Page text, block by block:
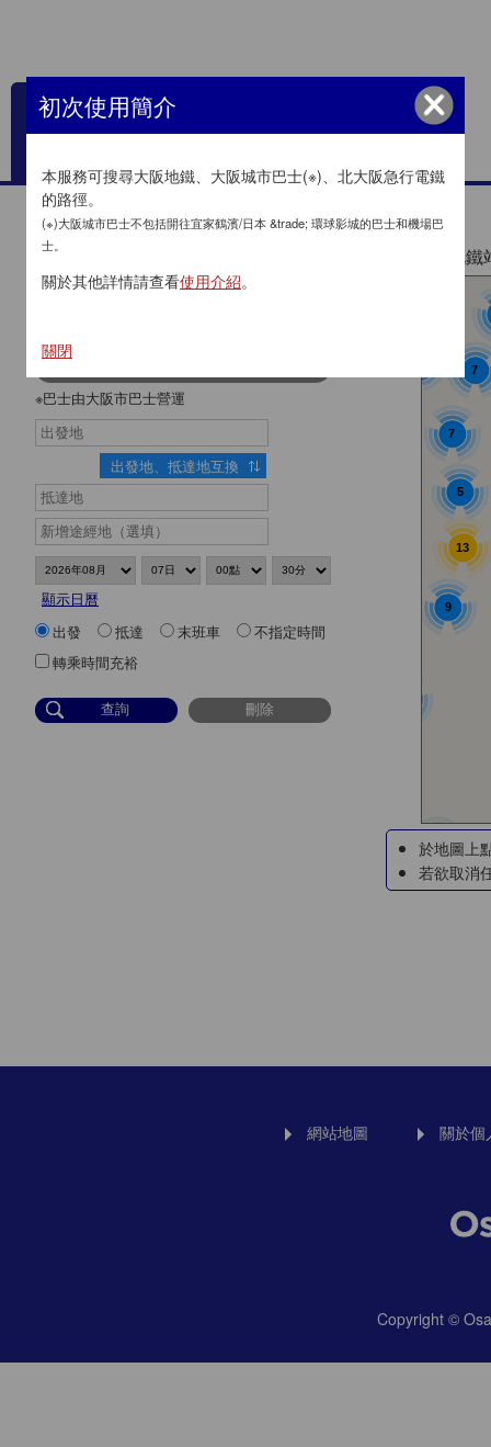
使用前注意事項（請務必閱讀）
※巴士由大阪市巴士營運
出發地、抵達地互換
顯示日曆
出發
抵達 末班車
不指定時間
轉乘時間充裕
地
2
9
13
7
7
4
5
於地圖上
若欲取消
網站地圖 關於個
Copyright ©
初次使用簡介
本服務可搜尋大阪地鐵、大阪城市巴士(※)、北大阪急行電鐵
的路徑。
(※)大阪城市巴士不包括開往宜家鶴濱/日本 &trade; 環球影城的巴士和機場巴
士。
關於其他詳情請查看使用介紹。
關閉